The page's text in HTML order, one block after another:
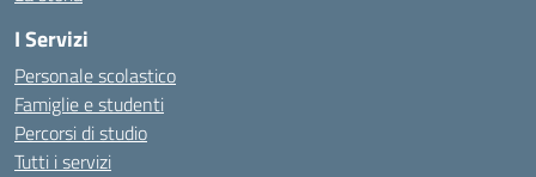
I Servizi
Personale scolastico
Famiglie e studenti
Percorsi di studio
Tutti i servizi